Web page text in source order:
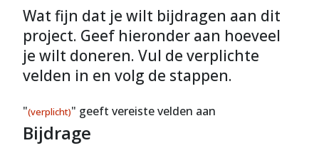
Wat fijn dat je wilt bijdragen aan dit
project. Geef hieronder aan hoeveel
je wilt doneren. Vul de verplichte
velden in en volg de stappen.
"(verplicht)" geeft vereiste velden aan
Bijdrage